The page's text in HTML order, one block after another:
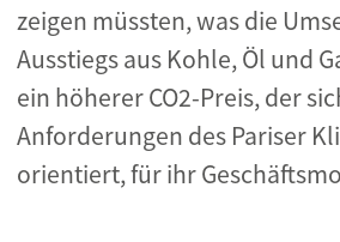
zeigen müssten, was die
Ausstiegs aus Kohle, Öl und
ein höherer CO2-Preis, der
Anforderungen des Pariser
orientiert, für ihr